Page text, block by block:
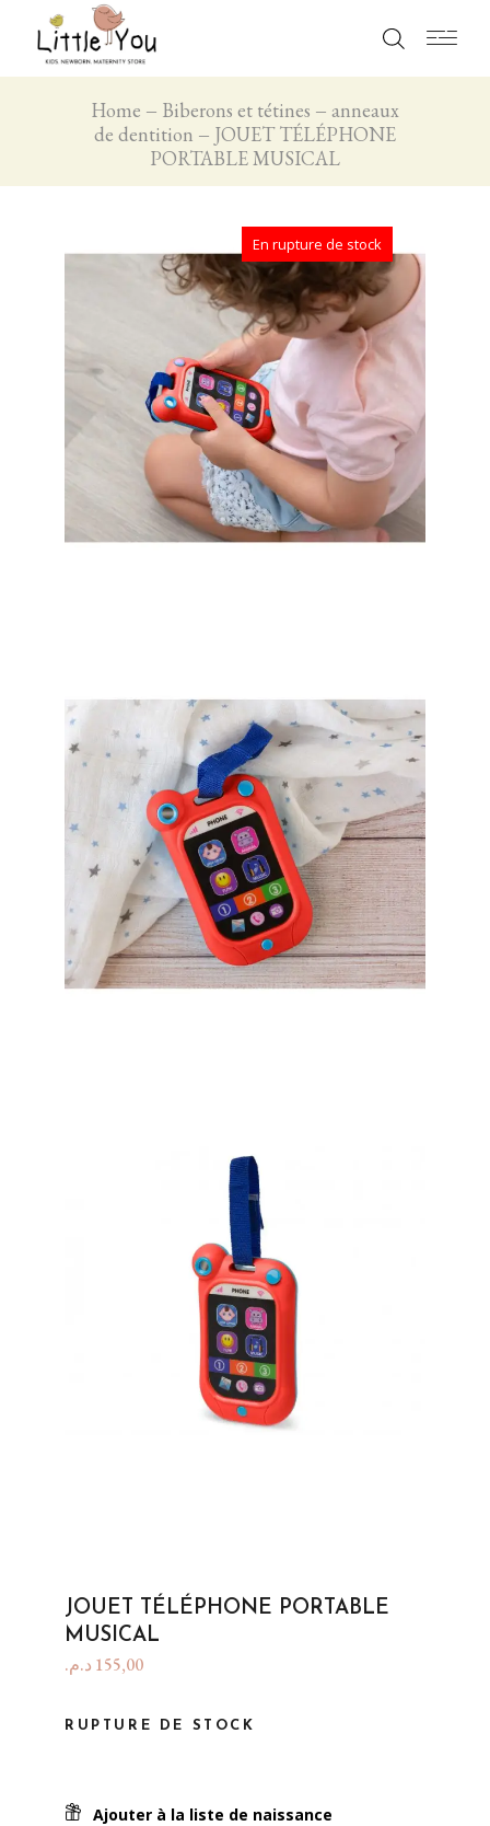
Home Biberons et tétines
anneaux
de dentition
JOUET TÉLÉPHONE
PORTABLE MUSICAL
En rupture de stock
JOUET TÉLÉPHONE PORTABLE
MUSICAL
155,00 د.م.
RUPTURE DE STOCK
Ajouter à la liste de naissance